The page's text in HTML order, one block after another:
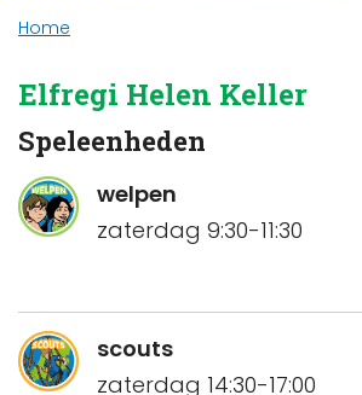
Home
Elfregi Helen Keller
Speleenheden
welpen
zaterdag 9:30-11:30
scouts
zaterdag 14:30-17:00